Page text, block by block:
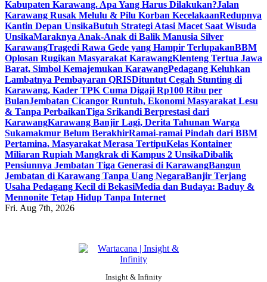
Kabupaten Karawang. Apa Yang Harus Dilakukan?Jalan
Karawang Rusak Melulu & Pilu Korban KecelakaanRedupnya
Kantin Depan UnsikaButuh Strategi Atasi Macet Saat Wisuda
UnsikaMaraknya Anak-Anak di Balik Manusia Silver
KarawangTragedi Rawa Gede yang Hampir TerlupakanBBM
Oplosan Rugikan Masyarakat KarawangKlenteng Tertua Jawa
Barat, Simbol Kemajemukan KarawangPedagang Keluhkan
Lambatnya Pembayaran QRISDituntut Cegah Stunting di
Karawang, Kader TPK Cuma Digaji Rp100 Ribu per
BulanJembatan Cicangor Runtuh, Ekonomi Masyarakat Lesu
& Tanpa PerbaikanTiga Srikandi Berprestasi dari
KarawangKarawang Banjir Lagi, Derita Tahunan Warga
Sukamakmur Belum BerakhirRamai-ramai Pindah dari BBM
Pertamina, Masyarakat Merasa TertipuKelas Kontainer
Miliaran Rupiah Mangkrak di Kampus 2 UnsikaDibalik
Pensiunnya Jembatan Tiga Generasi di KarawangBangun
Jembatan di Karawang Tanpa Uang NegaraBanjir Terjang
Usaha Pedagang Kecil di BekasiMedia dan Budaya: Baduy &
Mennonite Tetap Hidup Tanpa Internet
Fri. Aug 7th, 2026
Insight & Infinity